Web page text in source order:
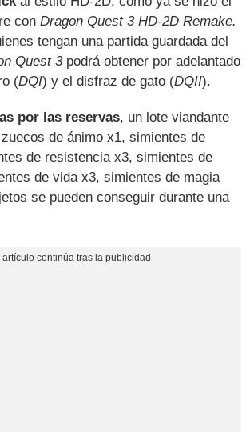
conDragon Quest 3 HD-2D Remake.
tengan una partida guardada del
Quest 3podrá obtener por adelantado
(DQI) y el disfraz de gato (DQII).
por las reservas, un lote viandante
de ánimo x1, simientes de
de resistencia x3, simientes de
de vida x3, simientes de magia
se pueden conseguir durante una